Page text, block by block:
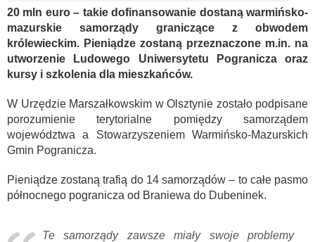
20 mln euro – takie dofinansowanie dostaną warmińsko-
mazurskie samorządy graniczące z obwodem
królewieckim. Pieniądze zostaną przeznaczone m.in. na
utworzenie Ludowego Uniwersytetu Pogranicza oraz
kursy i szkolenia dla mieszkańców.
W Urzędzie Marszałkowskim w Olsztynie zostało podpisane
porozumienie terytorialne pomiędzy samorządem
województwa a Stowarzyszeniem Warmińsko-Mazurskich
Gmin Pogranicza.
Pieniądze zostaną trafią do 14 samorządów – to całe pasmo
północnego pogranicza od Braniewa do Dubeninek.
Te samorządy zawsze miały swoje problemy